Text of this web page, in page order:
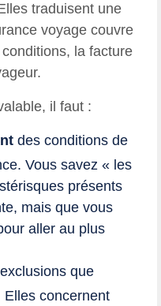
traduisent une
voyage couvre
conditions, la facture
il faut :
des conditions de
Vous savez « les
présents
mais que vous
aller au plus
que
Elles concernent